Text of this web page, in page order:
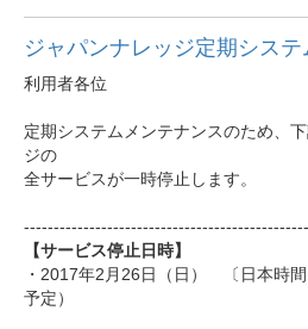
ジャパンナレッジ定期システ
利用者各位
定期システムメンテナンスのため、
ジの
全サービスが一時停止します。
------------------------------
【サービス停止日時】
・2017年2月26日（日） 〔日本時
予定）